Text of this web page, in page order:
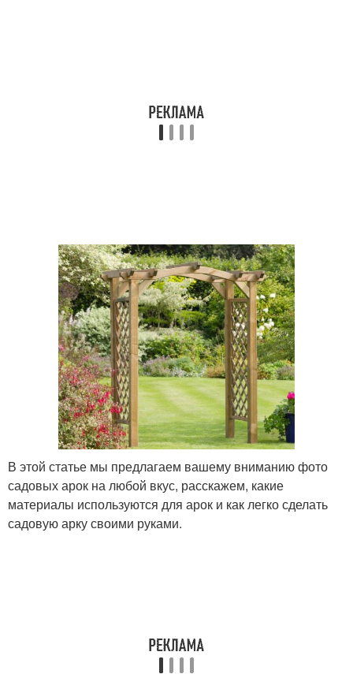
Разные арки Садовые арки
Арки из металла Арки для цветов
Арки в ландшафтном
Оригинальные арки
Арка из камня
В этой статье мы предлагаем вашему вниманию фото
садовых арок на любой вкус, расскажем, какие
материалы используются для арок и как легко сделать
садовую арку своими руками.